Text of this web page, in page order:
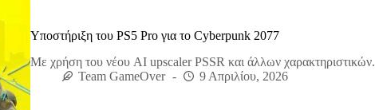
Υποστήριξη του PS5 Pro για το Cyberpunk 2077
Με χρήση του νέου AI upscaler PSSR και άλλων χαρακτηριστικών.
Team GameOver
9 Απριλίου, 2026